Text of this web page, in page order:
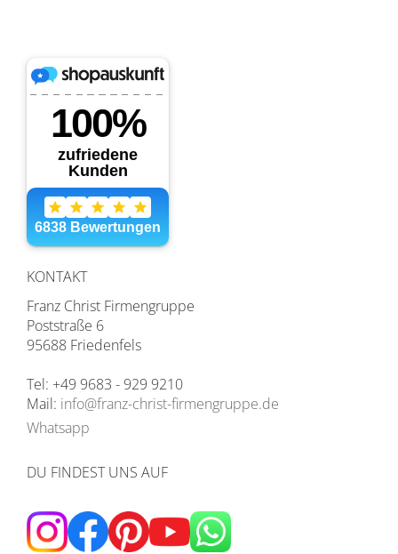
KONTAKT
Franz Christ Firmengruppe
Poststraße 6
95688 Friedenfels
Tel: +49 9683 - 929 9210
Mail: info@franz-christ-firmengruppe.de
Whatsapp
DU FINDEST UNS AUF